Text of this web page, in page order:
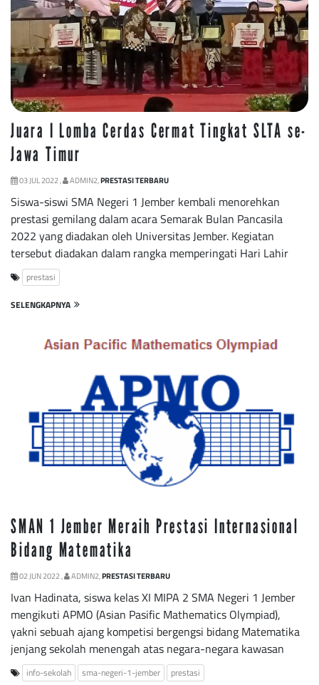
Juara I Lomba Cerdas Cermat Tingkat SLTA se-
Jawa Timur
03 JUL 2022 , ADMIN2,PRESTASI TERBARU
Siswa-siswi SMA Negeri 1 Jember kembali menorehkan
prestasi gemilang dalam acara Semarak Bulan Pancasila
2022 yang diadakan oleh Universitas Jember. Kegiatan
tersebut diadakan dalam rangka memperingati Hari Lahir
prestasi
SELENGKAPNYA
SMAN 1 Jember Meraih Prestasi Internasional
Bidang Matematika
02 JUN 2022 , ADMIN2,PRESTASI TERBARU
Ivan Hadinata, siswa kelas XI MIPA 2 SMA Negeri 1 Jember
mengikuti APMO (Asian Pasific Mathematics Olympiad),
yakni sebuah ajang kompetisi bergengsi bidang Matematika
jenjang sekolah menengah atas negara-negara kawasan
info-sekolah sma-negeri-1-jember prestasi